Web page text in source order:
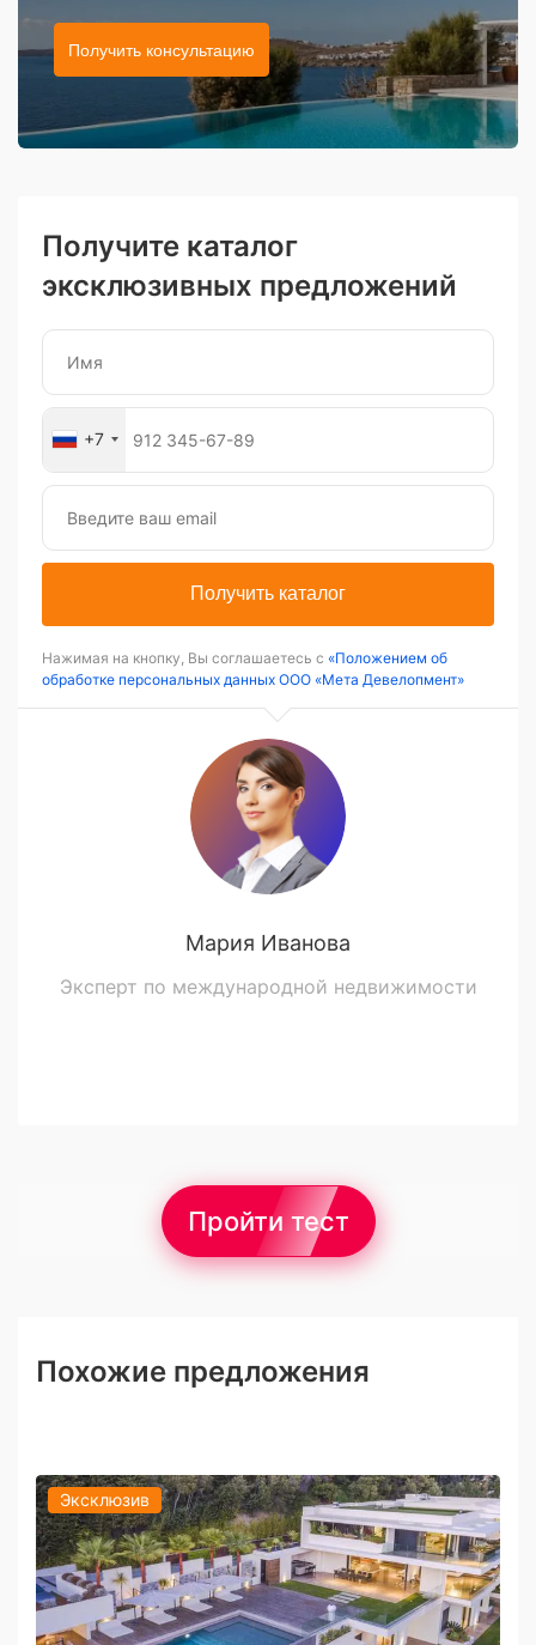
Получить консультацию
Получите каталог
эксклюзивных предложений
+7
Получить каталог
Нажимая на кнопку, Вы соглашаетесь с «Положением об
обработке персональных данных ООО «Мета Девелопмент»
Мария Иванова
Эксперт по международной недвижимости
Пройти тест
Похожие предложения
Эксклюзив